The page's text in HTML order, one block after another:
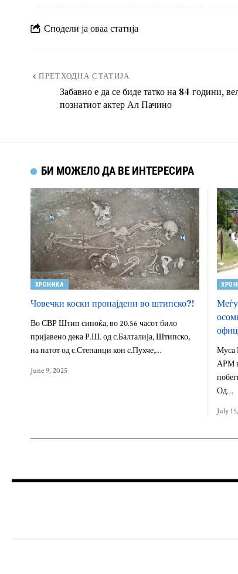
Сподели ја оваа статија
ПРЕТХОДНА СТАТИЈА
Забавно е да се биде татко на 84 години,
познатиот актер Ал Пачино
БИ МОЖЕЛО ДА ВЕ ИНТЕРЕСИРА
ХРОНИКА
Човечки коски пронајдени во штипско?!
Во СВР Штип синоќа, во 20.56 часот било
пријавено дека Р.Ш. од с.Балталија, Штипско,
на патот од с.Степанци кон с.Пухче,…
June 9, 2025
Муса
АРМ
Од…
July